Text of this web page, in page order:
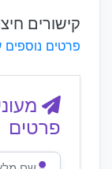
קישורים
פרטים
פרטים